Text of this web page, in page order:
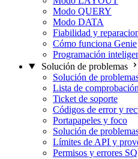
Modo QUERY
Modo DATA
Fiabilidad y
Cómo funciona Genie
Programación
Solución de problemas
Solución de
Lista de
Ticket de soporte
Códigos de error y
Portapapeles y foco
Solución de
Límites de API y
Permisos y errores